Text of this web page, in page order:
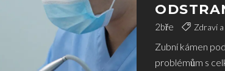
ŘEŠENÍ
2bře Zdraví
Zubní kámen
problémům s